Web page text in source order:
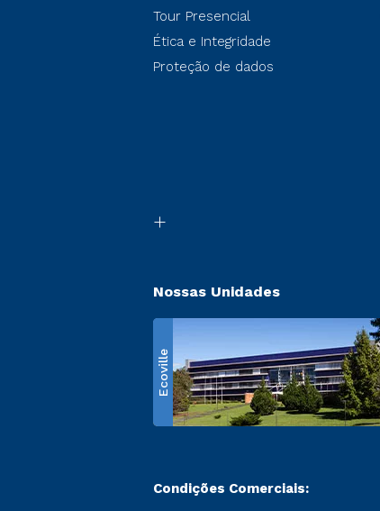
Tour Presencial
Ética e Integridade
Proteção de dados
Nossas Unidades
Ecoville
Condições Comerciais: